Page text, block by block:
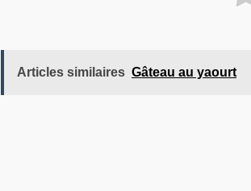
Articles similaires Gâteau au yaourt